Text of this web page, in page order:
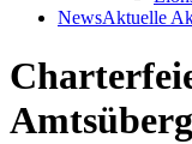
NewsAktuelle